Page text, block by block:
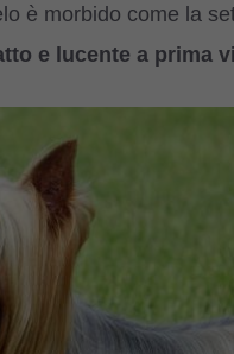
è morbido come la
e lucente a prima